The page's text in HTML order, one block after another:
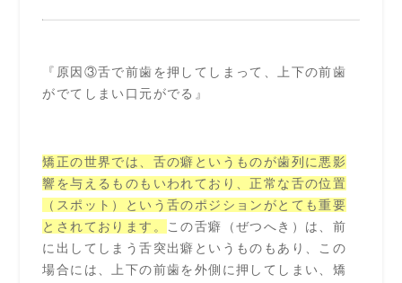
『原因③舌で前歯を押してしまって、上下の前歯
がでてしまい口元がでる』
矯正の世界では、舌の癖というものが歯列に悪影
響を与えるものもいわれており、正常な舌の位置
（スポット）という舌のポジションがとても重要
とされております。
この舌癖（ぜつへき）は、前
に出してしまう舌突出癖というものもあり、この
場合には、上下の前歯を外側に押してしまい、矯